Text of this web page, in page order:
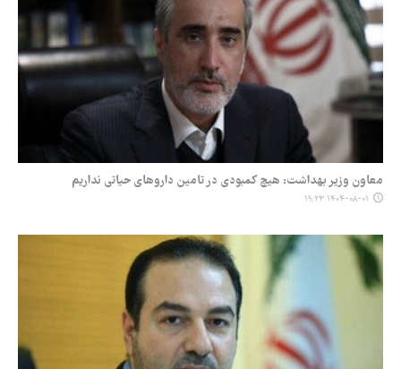
معاون وزیر بهداشت: هیچ کمبودی در تامین داروهای حیاتی نداریم
۱۴۰۴-۰۸-۰۱ ۱۹:۲۳